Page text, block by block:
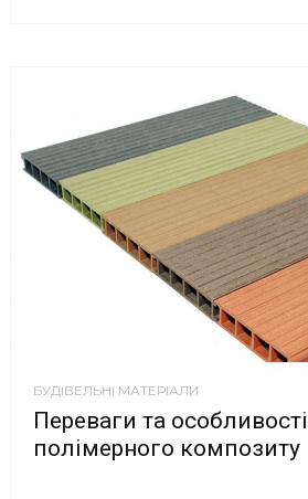
БУДІВЕЛЬНІ МАТЕРІАЛИ
Переваги та
полімерного композиту